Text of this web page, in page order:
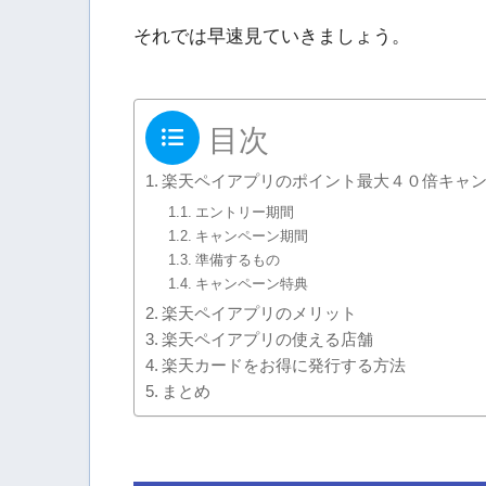
それでは早速見ていきましょう。
目次
楽天ペイアプリのポイント最大４０倍キャ
エントリー期間
キャンペーン期間
準備するもの
キャンペーン特典
楽天ペイアプリのメリット
楽天ペイアプリの使える店舗
楽天カードをお得に発行する方法
まとめ